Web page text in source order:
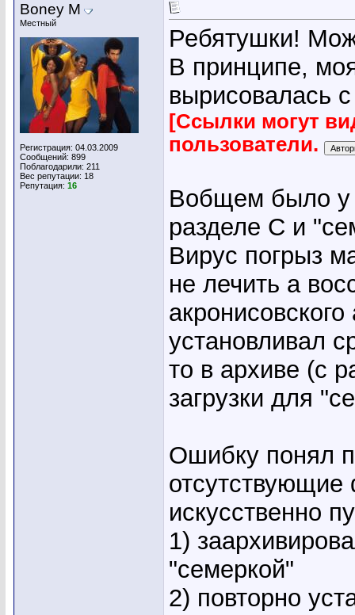
Boney M
Местный
Регистрация: 04.03.2009
Сообщений: 899
Поблагодарили: 211
Вес репутации: 18
Репутация: 16
Ребятушки!
В принципе,
вырисовалась
[Ссылки могут
пользователи.
Вобщем было у
разделе С и
Вирус погрыз
не лечить а
установливал
то в архиве (с
загрузки для
Ошибку понял
искусственно
1)
"семеркой"
2) повторно